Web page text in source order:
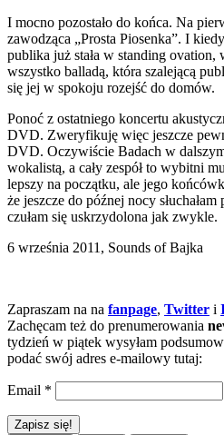
I mocno pozostało do końca. Na
zawodząca „Prosta Piosenka”. I
publika już stała w standing ovation,
wszystko balladą, która szalejącą
się jej w spokoju rozejść do domów.
Ponoć z ostatniego koncertu
DVD. Zweryfikuję więc jeszcze
DVD. Oczywiście Badach w
wokalistą, a cały zespół to wybitni
lepszy na początku, ale jego
że jeszcze do późnej nocy
czułam się uskrzydolona jak zwykle.
6 września 2011, Sounds of Bajka
Zapraszam na na fanpage, Twitter i
Zachęcam też do prenumerowania
tydzień w piątek wysyłam
podać swój adres e-mailowy tutaj:
Email *